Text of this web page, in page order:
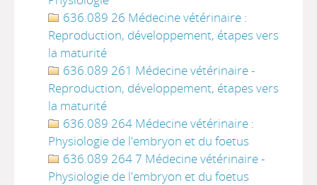
636.089 26 Médecine vétérinaire :
Reproduction, développement, étapes vers
la maturité
636.089 261 Médecine vétérinaire -
Reproduction, développement, étapes vers
la maturité
636.089 264 Médecine vétérinaire :
Physiologie de l'embryon et du foetus
636.089 264 7 Médecine vétérinaire -
Physiologie de l'embryon et du foetus